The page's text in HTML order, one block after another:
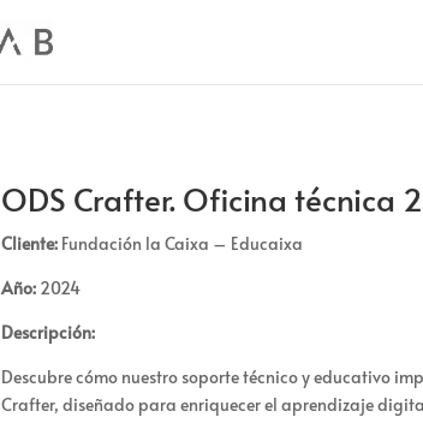
ODS Crafter. Oficina técnica
Cliente: Fundación la Caixa – Educaixa
Año:2024
Descripción:
Descubre cómo nuestro soporte técnico y educativo
Crafter, diseñado para enriquecer el aprendizaje